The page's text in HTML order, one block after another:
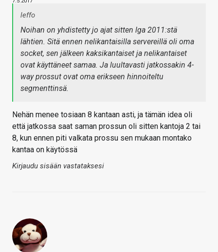
leffo
Noihan on yhdistetty jo ajat sitten lga 2011:stä
lähtien. Sitä ennen nelikantaisilla servereillä oli oma
socket, sen jälkeen kaksikantaiset ja nelikantaiset
ovat käyttäneet samaa. Ja luultavasti jatkossakin 4-
way prossut ovat oma erikseen hinnoiteltu
segmenttinsä.
Nehän menee tosiaan 8 kantaan asti, ja tämän idea oli
että jatkossa saat saman prossun oli sitten kantoja 2 tai
8, kun ennen piti valkata prossu sen mukaan montako
kantaa on käytössä
Kirjaudu sisään vastataksesi